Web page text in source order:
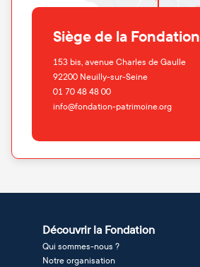
Siège de la Fondation
153 bis, avenue Charles de Gaulle
92200 Neuilly-sur-Seine
01 70 48 48 00
info@fondation-patrimoine.org
Découvrir la Fondation
Qui sommes-nous ?
Notre organisation